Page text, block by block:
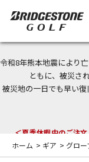
令和8年熊本地震により
ともに、被災さ
被災地の一日でも早い
今なら新規会員登録
＜商品配送に関する
ホーム > ギア > グロー